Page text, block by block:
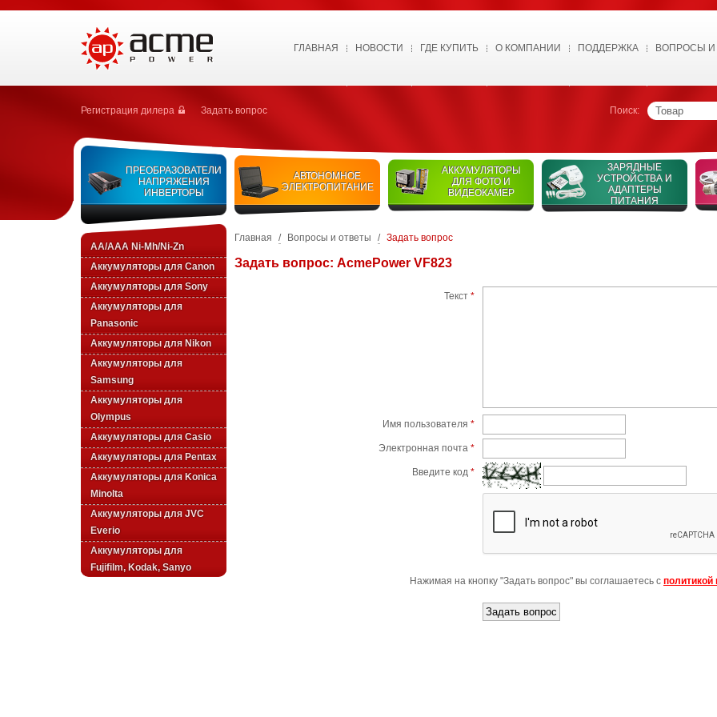
ГЛАВНАЯ НОВОСТИ ГДЕ КУПИТЬ О КОМПАНИИ ПОДДЕРЖКА ВОПРОСЫ И
Регистрация дилера Задать вопрос Поиск:
ПРЕОБРАЗОВАТЕЛИ
НАПРЯЖЕНИЯ
ИНВЕРТОРЫ
АВТОНОМНОЕ
ЭЛЕКТРОПИТАНИЕ
АККУМУЛЯТОРЫ
ДЛЯ ФОТО И
ВИДЕОКАМЕР
ЗАРЯДНЫЕ
УСТРОЙСТВА И
АДАПТЕРЫ
ПИТАНИЯ
AA/AAA Ni-Mh/Ni-Zn
Аккумуляторы для Canon
Аккумуляторы для Sony
Аккумуляторы для
Panasonic
Аккумуляторы для Nikon
Аккумуляторы для
Samsung
Аккумуляторы для
Olympus
Аккумуляторы для Casio
Аккумуляторы для Pentax
Аккумуляторы для Konica
Minolta
Аккумуляторы для JVC
Everio
Аккумуляторы для
Fujifilm, Kodak, Sanyo
Главная / Вопросы и ответы / Задать вопрос
Задать вопрос: AcmePower VF823
Текст *
Имя пользователя *
Электронная почта *
Введите код *
Нажимая на кнопку "Задать вопрос" вы соглашаетесь с